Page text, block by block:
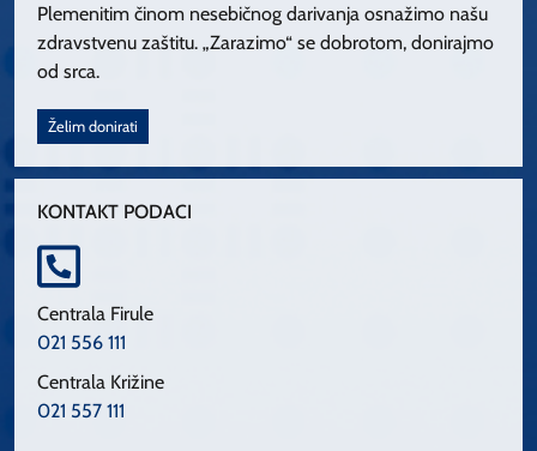
Plemenitim činom nesebičnog darivanja osnažimo našu
zdravstvenu zaštitu. „Zarazimo“ se dobrotom, donirajmo
od srca.
Želim donirati
KONTAKT PODACI
Centrala Firule
021 556 111
Centrala Križine
021 557 111